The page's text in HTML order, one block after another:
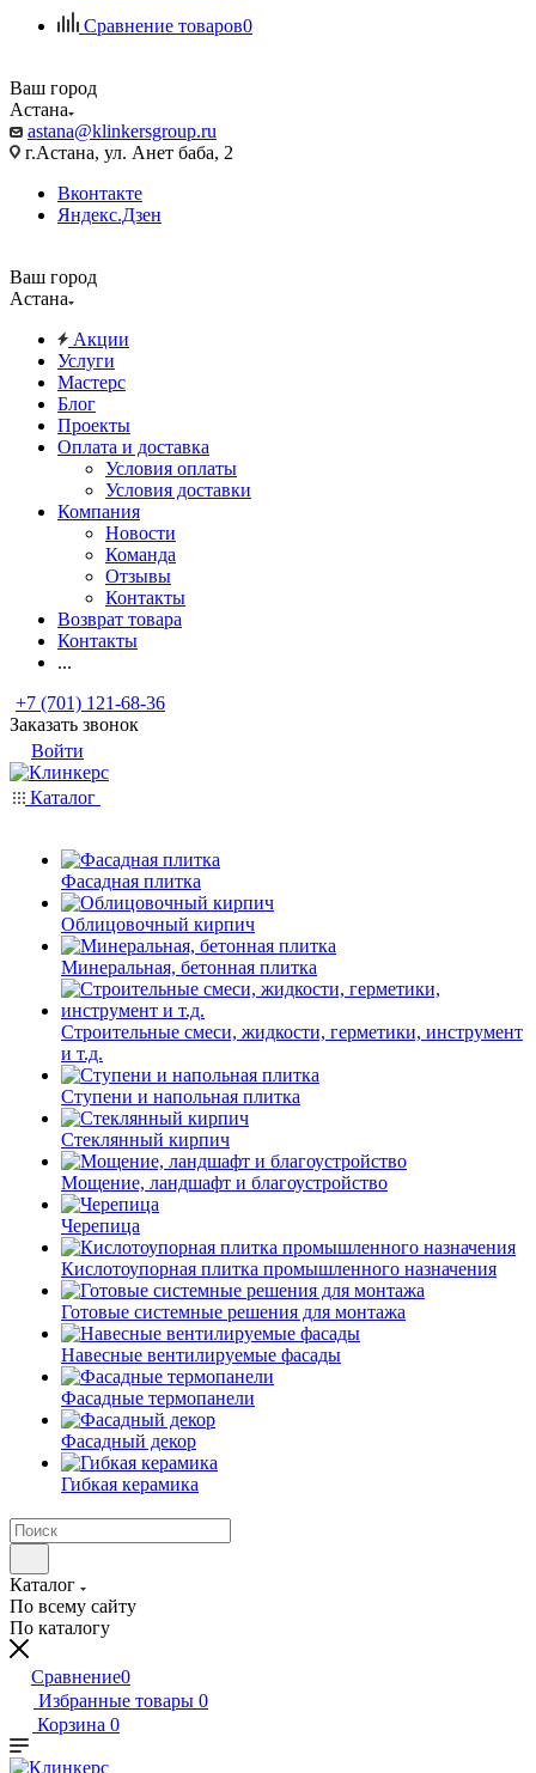
Сравнение товаров0
Ваш город
Астана
astana@klinkersgroup.ru
г.Астана, ул. Анет баба, 2
Вконтакте
Яндекс.Дзен
Ваш город
Астана
Акции
Услуги
Мастерс
Блог
Проекты
Оплата и доставка
Условия оплаты
Условия доставки
Компания
Новости
Команда
Отзывы
Контакты
Возврат товара
Контакты
...
+7 (701) 121-68-36
Заказать звонок
Войти
Каталог
Фасадная плитка
Облицовочный кирпич
Минеральная, бетонная плитка
Строительные смеси, жидкости, герметики, инструмент
и т.д.
Ступени и напольная плитка
Cтеклянный кирпич
Мощение, ландшафт и благоустройство
Черепица
Кислотоупорная плитка промышленного назначения
Готовые системные решения для монтажа
Навесные вентилируемые фасады
Фасадные термопанели
Фасадный декор
Гибкая керамика
Каталог
По всему сайту
По каталогу
Сравнение0
Избранные товары 0
Корзина 0